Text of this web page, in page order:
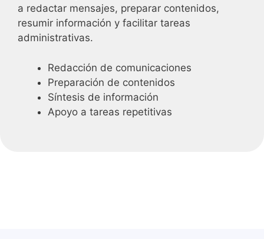
a redactar mensajes, preparar contenidos,
resumir información y facilitar tareas
administrativas.
Redacción de comunicaciones
Preparación de contenidos
Síntesis de información
Apoyo a tareas repetitivas